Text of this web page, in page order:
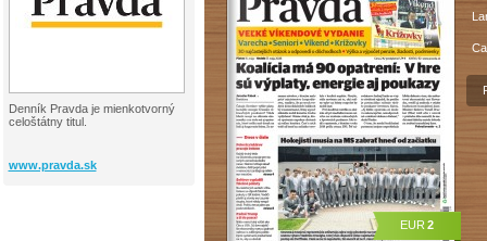
Denník Pravda je mienkotvorný
celoštátny titul.
www.pravda.sk
EUR 2